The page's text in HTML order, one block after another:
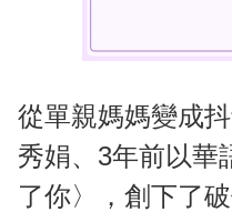
從單親媽媽變成
秀娟、3年前以華
了你〉，創下了